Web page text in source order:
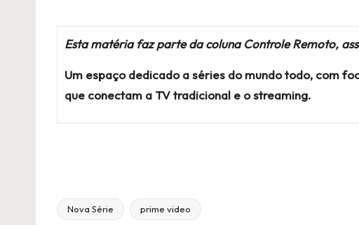
Esta matéria faz parte da coluna Controle Remoto,
Um espaço dedicado a séries do mundo todo, com
que conectam a TV tradicional e o streaming.
Título
Nova Série prime video